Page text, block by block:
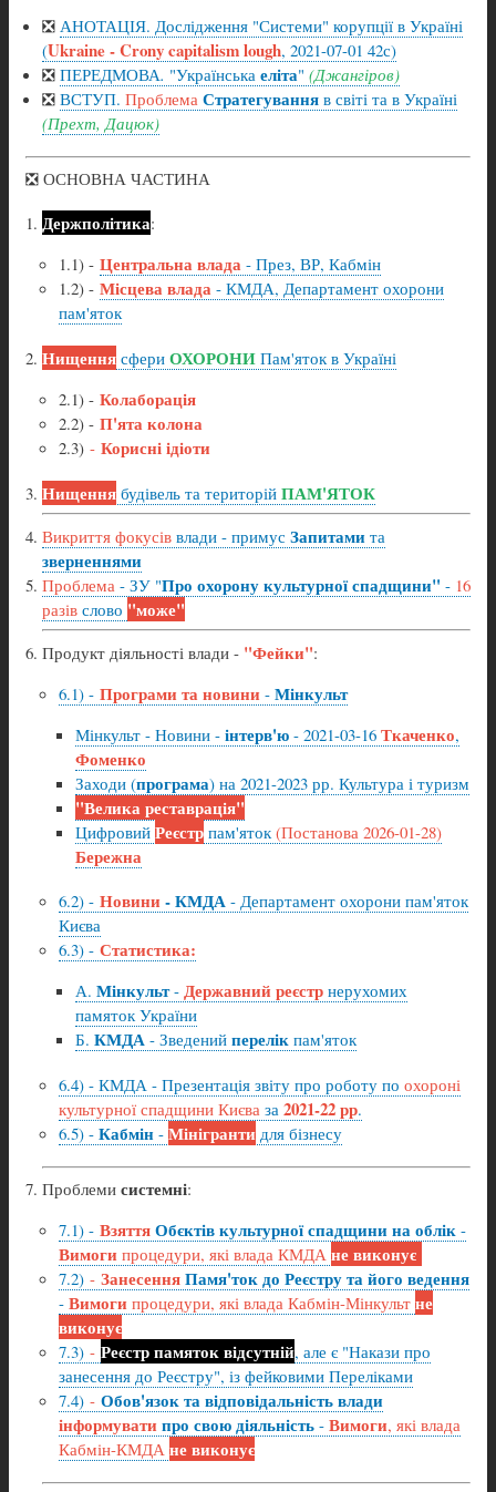
❎ АНОТАЦІЯ. Дослідження "Системи" корупції в Україні
(Ukraine - Crony capitalism lough, 2021-07-01 42с)
❎ ПЕРЕДМОВА. "Українська еліта" (Джангіров)
❎ ВСТУП. Проблема Стратегування в світі та в Україні
(Прехт, Дацюк)
❎ ОСНОВНА ЧАСТИНА
Держполітика:
1.1) - Центральна влада - През, ВР, Кабмін
1.2) - Місцева влада - КМДА, Департамент охорони
пам'яток
Нищення сфери ОХОРОНИ Пам'яток в Україні
2.1) - Колаборація
2.2) - П'ята колона
2.3) - Корисні ідіоти
Нищення будівель та територій ПАМ'ЯТОК
Викриття фокусів влади - примус Запитами та
зверненнями
Проблема - ЗУ "Про охорону культурної спадщини" - 16
разів слово "може"
Продукт діяльності влади - "Фейки":
6.1) - Програми та новини - Мінкульт
Мінкульт - Новини - інтерв'ю - 2021-03-16 Ткаченко,
Фоменко
Заходи (програма) на 2021-2023 рр. Культура і туризм
"Велика реставрація"
Цифровий Реєстр пам'яток (Постанова 2026-01-28)
Бережна
6.2) - Новини- КМДА - Департамент охорони пам'яток
Києва
6.3) - Статистика:
А. Мінкульт- Державний реєстр нерухомих
памяток України
Б. КМДА - Зведений перелік пам'яток
6.4) - КМДА - Презентація звіту про роботу по охороні
культурної спадщини Києва за 2021-22 рр.
6.5) - Кабмін - Мінігранти для бізнесу
Проблеми системні:
7.1) - ВзяттяОбєктів культурної спадщини на облік -
Вимоги процедури, які влада КМДА не виконує
7.2) - ЗанесенняПамя'ток до Реєстру та його ведення
- Вимоги процедури, які влада Кабмін-Мінкульт не
виконує
7.3) - Реєстр памяток відсутній, але є "Накази про
занесення до Реєстру", із фейковими Переліками
7.4) - Обов'язок та відповідальність влади
інформуватипро свою діяльність - Вимоги, які влада
Кабмін-КМДА не виконує